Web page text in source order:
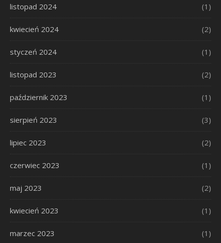
listopad 2024 (1)
kwiecień 2024 (2)
styczeń 2024 (1)
listopad 2023 (2)
październik 2023 (1)
sierpień 2023 (3)
lipiec 2023 (2)
czerwiec 2023 (1)
maj 2023 (2)
kwiecień 2023 (1)
marzec 2023 (1)